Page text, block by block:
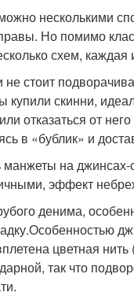
несколькими
Но помимо
схем,
стоит
купили скинни,
отказаться от
в «бублик» и
на
эффект
денима,
цветная
так что